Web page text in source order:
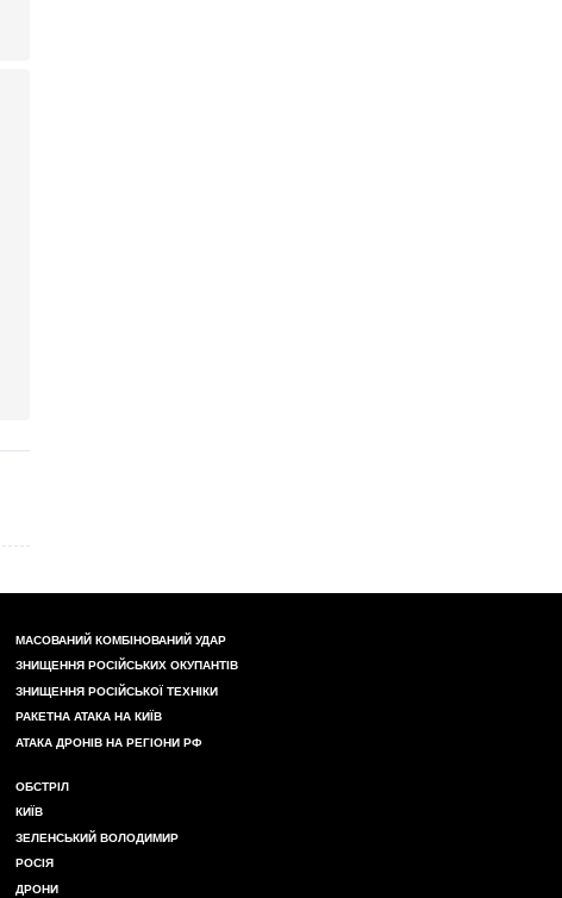
МАСОВАНИЙ КОМБІНОВАНИЙ УДАР
ЗНИЩЕННЯ РОСІЙСЬКИХ ОКУПАНТІВ
ЗНИЩЕННЯ РОСІЙСЬКОЇ ТЕХНІКИ
РАКЕТНА АТАКА НА КИЇВ
АТАКА ДРОНІВ НА РЕГІОНИ РФ
ОБСТРІЛ
КИЇВ
ЗЕЛЕНСЬКИЙ ВОЛОДИМИР
РОСІЯ
ДРОНИ